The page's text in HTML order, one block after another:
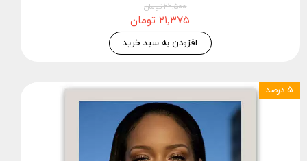
۲۲,۵۰۰ تومان
۲۱,۳۷۵ تومان
افزودن به سبد خرید
۵ درصد